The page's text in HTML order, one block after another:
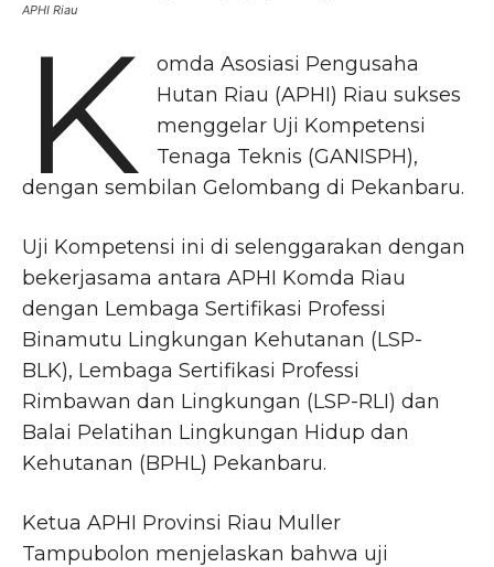
APHI Riau
K
omda Asosiasi Pengusaha
Hutan Riau (APHI) Riau sukses
menggelar Uji Kompetensi
Tenaga Teknis (GANISPH),
dengan sembilan Gelombang di Pekanbaru.
Uji Kompetensi ini di selenggarakan dengan
bekerjasama antara APHI Komda Riau
dengan Lembaga Sertifikasi Professi
Binamutu Lingkungan Kehutanan (LSP-
BLK), Lembaga Sertifikasi Professi
Rimbawan dan Lingkungan (LSP-RLI) dan
Balai Pelatihan Lingkungan Hidup dan
Kehutanan (BPHL) Pekanbaru.
Ketua APHI Provinsi Riau Muller
Tampubolon menjelaskan bahwa uji